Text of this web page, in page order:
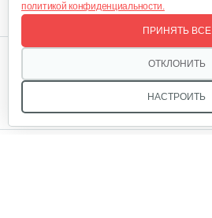
политикой конфиденциальности.
НАСТРОИТЬ
ОТКЛОНИТЬ
ПРИНЯТЬ ВСЕ